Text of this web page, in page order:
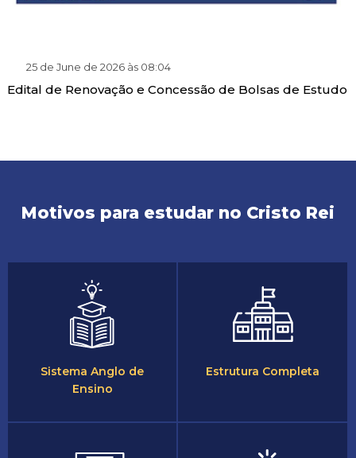
25 de June de 2026 às 08:04
Edital de Renovação e Concessão de Bolsas de Estudo
Motivos para estudar no Cristo Rei
Sistema Anglo de
Ensino
Estrutura Completa